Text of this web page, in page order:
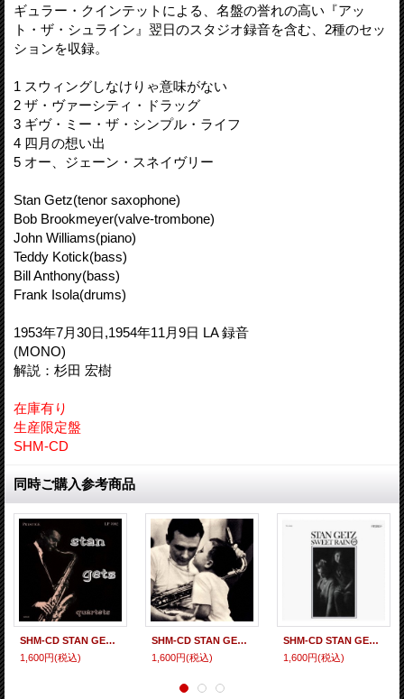
ギュラー・クインテットによる、名盤の誉れの高い『アッ
ト・ザ・シュライン』翌日のスタジオ録音を含む、2種のセッ
ションを収録。
1 スウィングしなけりゃ意味がない
2 ザ・ヴァーシティ・ドラッグ
3 ギヴ・ミー・ザ・シンプル・ライフ
4 四月の想い出
5 オー、ジェーン・スネイヴリー
Stan Getz(tenor saxophone)
Bob Brookmeyer(valve-trombone)
John Williams(piano)
Teddy Kotick(bass)
Bill Anthony(bass)
Frank Isola(drums)
1953年7月30日,1954年11月9日 LA 録音
(MONO)
解説：杉田 宏樹
在庫有り
生産限定盤
SHM-CD
同時ご購入参考商品
SHM-CD STAN GETZ スタン・ゲッツ / STAN GETZ QUARTET ＋5 スタン・ゲッツ・カルテッツ + 5
1,600円(税込)
SHM-CD STAN GETZ スタン・ゲッツ / STAN GETZ PLAYS＋１ スタン・ゲッツ・プレイズ +1
1,600円(税込)
SHM-CD STAN GETZ スタン・ゲッツ / SWEET RAIN スウィート・レイン
1,600円(税込)